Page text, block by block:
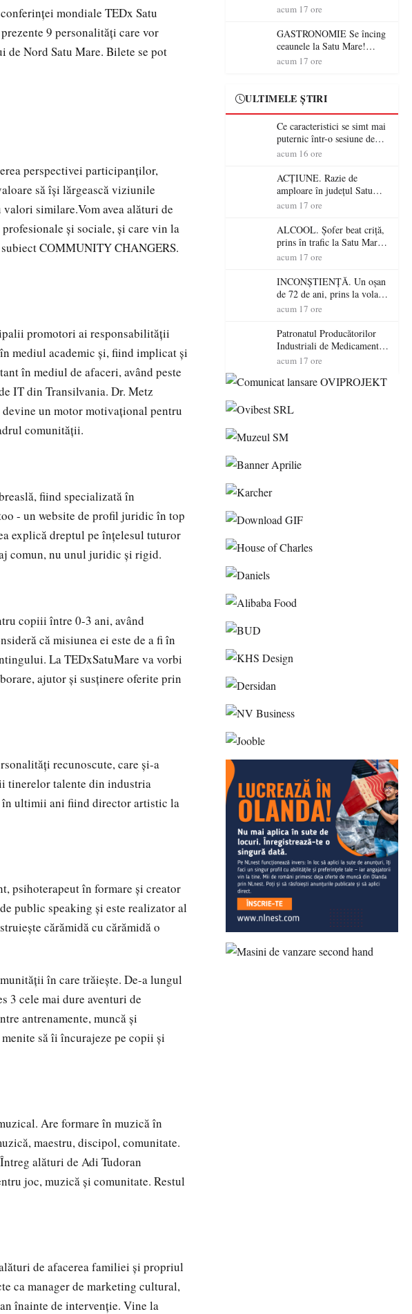
mondiale TEDx Satu
9 personalități care vor
de Nord Satu Mare. Bilete se pot
perspectivei participanților,
să își lărgească viziunile
similare.Vom avea alături de
și sociale, și care vin la
COMMUNITY CHANGERS.
promotori ai responsabilității
mediul academic și, fiind implicat și
în mediul de afaceri, având peste
IT din Transilvania. Dr. Metz
un motor motivațional pentru
comunității.
fiind specializată în
- un website de profil juridic în top
explică dreptul pe înțelesul tuturor
comun, nu unul juridic și rigid.
copiii între 0-3 ani, având
că misiunea ei este de a fi în
La TEDxSatuMare va vorbi
ajutor și susținere oferite prin
recunoscute, care și-a
tinerelor talente din industria
în ultimii ani fiind director artistic la
psihoterapeut în formare și creator
public speaking și este realizator al
cărămidă cu cărămidă o
în care trăiește. De-a lungul
3 cele mai dure aventuri de
antrenamente, muncă și
să îi încurajeze pe copii și
Are formare în muzică în
maestru, discipol, comunitate.
alături de Adi Tudoran
joc, muzică și comunitate. Restul
de afacerea familiei și propriul
ca manager de marketing cultural,
înainte de intervenție. Vine la
din România (PRIMER):
energie electrică a fabricilor
de medicamente va pune în
pericol accesul pacienților la
medicamente esențiale
acum 17 ore
GASTRONOMIE Se încing
ceaunele la Satu Mare!
Concursul „Veress Ádám”
jurat de renume
acum 17 ore
ULTIMELE ȘTIRI
Ce caracteristici se simt mai
puternic într-o sesiune de
distracție la sloturi online:
RTP?
acum 16 ore
ACȚIUNE. Razie de
amploare în județul Satu
Mare! Polițiștii au dat sute
șoferi fără permis într-o
singură zi
acum 17 ore
ALCOOL. Șofer beat criță,
prins în trafic la Satu Mare!
Alcoolemie uriașă
acum 17 ore
INCONȘTIENȚĂ. Un oșan
de 72 de ani, prins la volan
fără permis! Polițiștii l-au
acum 17 ore
Patronatul Producătorilor
Industriali de Medicamente
din România (PRIMER):
energie electrică a fabricilor
pericol accesul pacienților la
acum 17 ore